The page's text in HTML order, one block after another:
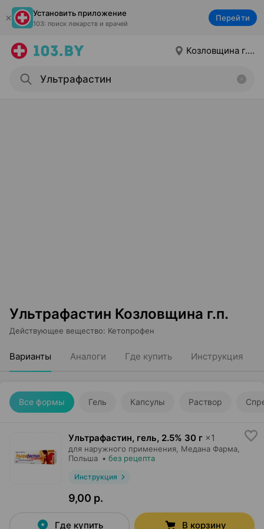
Установить приложение
103: поиск лекарств и врачей
Перейти
Козловщина г.п.
Ультрафастин Козловщина г.п.
Действующее вещество: Кетопрофен
Варианты Аналоги Где купить Инструкция
Все формы Гель Капсулы Раствор
Ультрафастин, гель, 2.5% 30 г ×1
для наружного применения, Медана Фарма
Польша • без рецепта
Инструкция
9,00 р.
Где купить В корзину